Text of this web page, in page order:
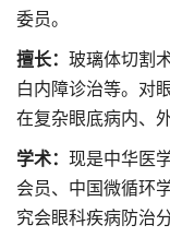
委员。
擅长： 玻璃体切割
白内障诊治等。对
在复杂眼底病内、
学术： 现是中华医
会员、中国微循环
究会眼科疾病防治